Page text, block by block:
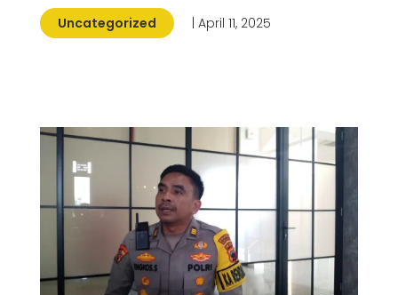
Uncategorized | April 11, 2025